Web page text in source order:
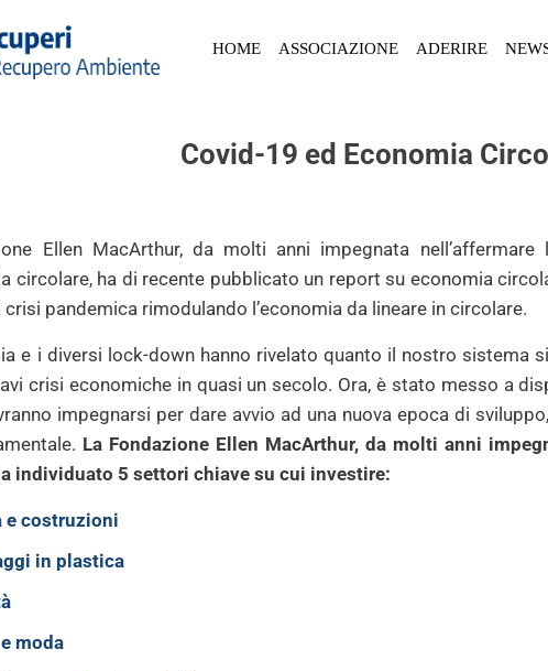
HOME ASSOCIAZIONE ADERIRE
Covid-19 ed Economia
Ellen MacArthur, da molti anni impegnata
circolare, ha di recente pubblicato un report su economia
crisi pandemica rimodulando l’economia da lineare in circolare.
e i diversi lock-down hanno rivelato quanto il nostro sistema
crisi economiche in quasi un secolo. Ora, è stato messo a
impegnarsi per dare avvio ad una nuova epoca di
La Fondazione Ellen MacArthur, da molti anni
individuato 5 settori chiave su cui investire:
e costruzioni
in plastica
moda